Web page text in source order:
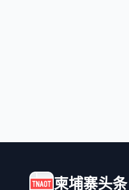
柬埔寨头条